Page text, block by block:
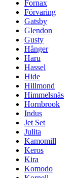
Fornax
Förvaring
Gatsby
Glendon
Gusty
Hånger
Haru
Hassel
Hide
Hillmond
Himmelsnäs
Hornbrook
Indus
Jet Set
Julita
Kamomill
Keros
Kira
Komodo